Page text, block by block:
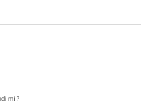
mi ?